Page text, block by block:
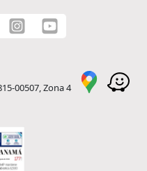
00507, Zona 4